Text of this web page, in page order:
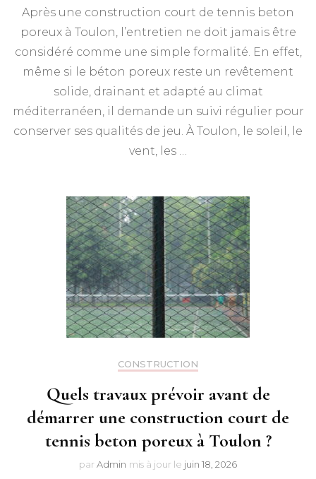
Après une construction court de tennis beton
poreux à Toulon, l’entretien ne doit jamais être
considéré comme une simple formalité. En effet,
même si le béton poreux reste un revêtement
solide, drainant et adapté au climat
méditerranéen, il demande un suivi régulier pour
conserver ses qualités de jeu. À Toulon, le soleil, le
vent, les …
CONSTRUCTION
Quels travaux prévoir avant de
démarrer une construction court de
tennis beton poreux à Toulon ?
par Admin mis à jour le juin 18, 2026